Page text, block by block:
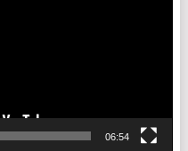
06:54